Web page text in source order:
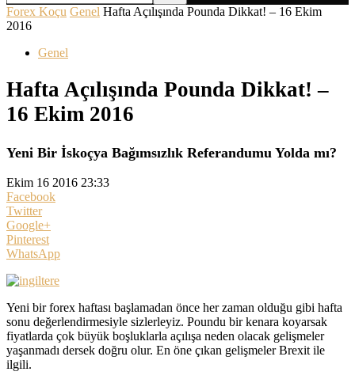
Forex Koçu Genel Hafta Açılışında Pounda Dikkat! – 16 Ekim
2016
Genel
Hafta Açılışında Pounda Dikkat! –
16 Ekim 2016
Yeni Bir İskoçya Bağımsızlık Referandumu Yolda mı?
Ekim 16 2016 23:33
Facebook
Twitter
Google+
Pinterest
WhatsApp
Yeni bir forex haftası başlamadan önce her zaman olduğu gibi hafta
sonu değerlendirmesiyle sizlerleyiz. Poundu bir kenara koyarsak
fiyatlarda çok büyük boşluklarla açılışa neden olacak gelişmeler
yaşanmadı dersek doğru olur. En öne çıkan gelişmeler Brexit ile
ilgili.